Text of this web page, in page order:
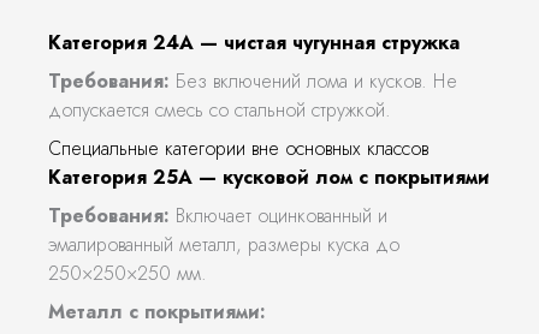
Категория 24А — чистая чугунная стружка
Требования: Без включений лома и кусков. Не
допускается смесь со стальной стружкой.
Специальные категории вне основных классов
Категория 25А — кусковой лом с покрытиями
Требования: Включает оцинкованный и
эмалированный металл, размеры куска до
250×250×250 мм.
Металл с покрытиями: